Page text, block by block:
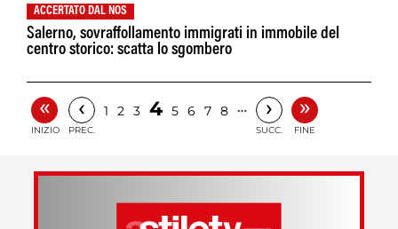
ACCERTATO DAL NOS
Salerno, sovraffollamento immigrati in immobile del
centro storico: scatta lo sgombero
«
INIZIO
‹
PREC.
1 2 3 4 5 6 7 8 … ›
SUCC.
»
FINE